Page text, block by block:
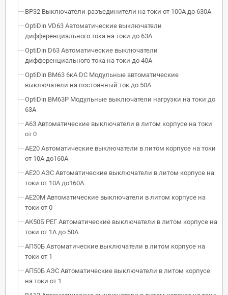
ВР32 Выключатели-разъединители на токи от 100А до 630А
OptiDin VD63 Автоматические выключатели
дифференциального тока на токи до 63А
OptiDin D63 Автоматические выключатели
дифференциального тока на токи до 40А
OptiDin BM63 6кА DC Модульные автоматические
выключатели на постоянный ток до 50А
OptiDin BM63P Модульные выключатели нагрузки на токи до
63А
А63 Автоматические выключатели в литом корпусе на токи
от 0
АЕ20 Автоматические выключатели в литом корпусе на токи
от 10А до160А
АЕ20 АЭС Автоматические выключатели в литом корпусе на
токи от 10А до160А
АЕ20М Автоматические выключатели в литом корпусе на
токи от 0
АК50Б РЕГ Автоматические выключатели в литом корпусе на
токи от 1А до 50А
АП50Б Автоматические выключатели в литом корпусе на
токи от 1
АП50Б АЭС Автоматические выключатели в литом корпусе
на токи от 1